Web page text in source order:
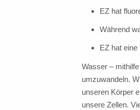
EZ hat
Während
EZ hat
Wasser –
umzuwandeln.
unseren Körper
unsere Zellen.